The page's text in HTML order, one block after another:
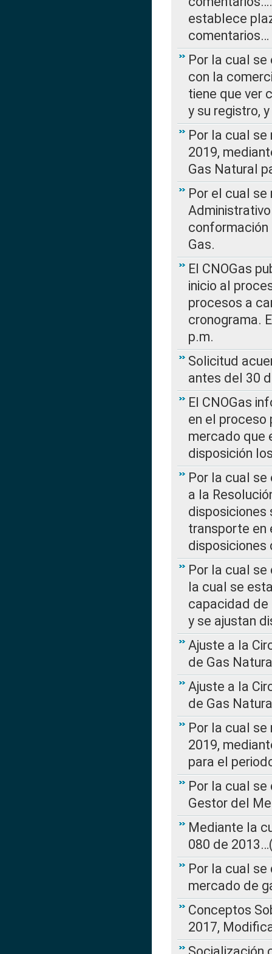
establece
comentarios…
Por la cual
con la
tiene que ver
y su registro,
Por la cual
2019,
Gas Natural
Por el cual
conformación
Gas.
El CNOGas
inicio al
procesos a
cronograma.
p.m.
Solicitud
antes del 30
El CNOGas
en el
mercado que
disposición
Por la cual se
a la
disposiciones
transporte en
disposiciones
Por la cual se
la cual se
capacidad de
y se ajustan
Ajuste a la
de Gas
Ajuste a la
de Gas
Por la cual se
2019,
para el
Por la cual
Gestor del
Mediante la
080 de
Por la cual
mercado de
Conceptos
2017,